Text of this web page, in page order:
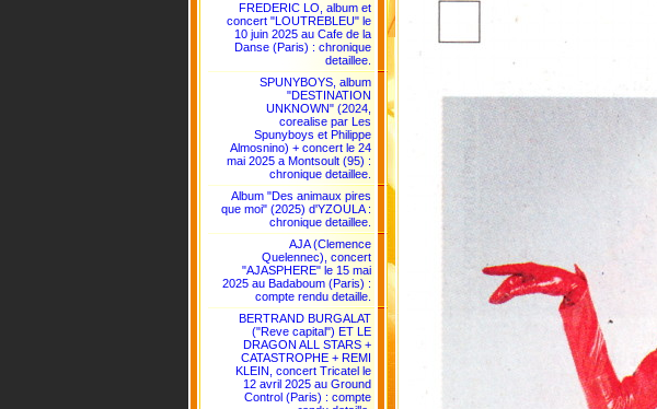
FREDERIC LO, album et
concert "LOUTREBLEU" le
10 juin 2025 au Cafe de la
Danse (Paris) : chronique
detaillee.
SPUNYBOYS, album
"DESTINATION
UNKNOWN" (2024,
corealise par Les
Spunyboys et Philippe
Almosnino) + concert le 24
mai 2025 a Montsoult (95) :
chronique detaillee.
Album "Des animaux pires
que moi" (2025) d'YZOULA :
chronique detaillee.
AJA (Clemence
Quelennec), concert
"AJASPHERE" le 15 mai
2025 au Badaboum (Paris) :
compte rendu detaille.
BERTRAND BURGALAT
("Reve capital") ET LE
DRAGON ALL STARS +
CATASTROPHE + REMI
KLEIN, concert Tricatel le
12 avril 2025 au Ground
Control (Paris) : compte